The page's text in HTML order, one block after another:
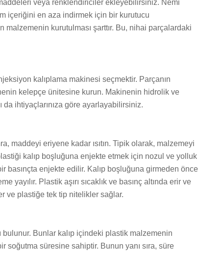
veya renklendiriciler ekleyebilirsiniz. Nemi
içeriğini en aza indirmek için bir kurutucu
malzemenin kurutulması şarttır. Bu, nihai parçalardaki
kalıplama makinesi seçmektir. Parçanın
kelepçe ünitesine kurun. Makinenin hidrolik ve
da ihtiyaçlarınıza göre ayarlayabilirsiniz.
maddeyi eriyene kadar ısıtın. Tipik olarak, malzemeyi
kalıp boşluğuna enjekte etmek için nozul ve yolluk
basınçta enjekte edilir. Kalıp boşluğuna girmeden önce
Plastik aşırı sıcaklık ve basınç altında erir ve
ve plastiğe tek tip nitelikler sağlar.
Bunlar kalıp içindeki plastik malzemenin
soğutma süresine sahiptir. Bunun yanı sıra, süre